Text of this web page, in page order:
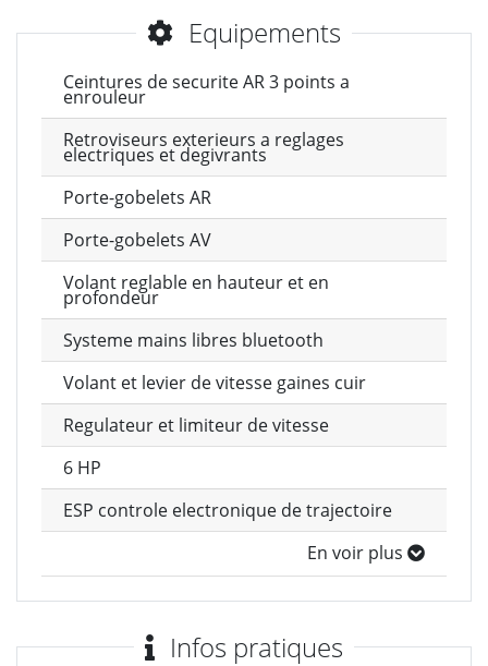
Equipements
Ceintures de securite AR 3 points a
enrouleur
Retroviseurs exterieurs a reglages
electriques et degivrants
Porte-gobelets AR
Porte-gobelets AV
Volant reglable en hauteur et en
profondeur
Systeme mains libres bluetooth
Volant et levier de vitesse gaines cuir
Regulateur et limiteur de vitesse
6 HP
ESP controle electronique de trajectoire
En voir plus
Infos pratiques